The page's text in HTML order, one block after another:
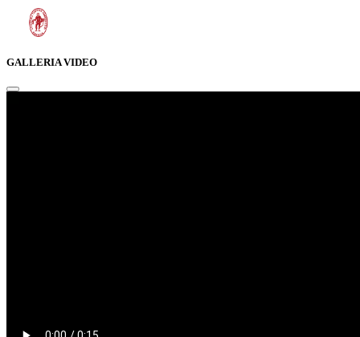
GALLERIA VIDEO